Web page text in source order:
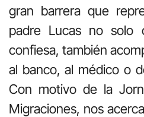
gran barrera que
padre Lucas no solo
confiesa, también
al banco, al médico o
Con motivo de la
Migraciones, nos